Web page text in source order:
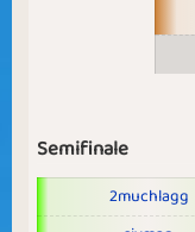
Semifinale
2muchlagg